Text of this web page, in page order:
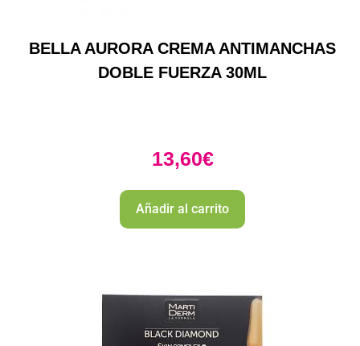
BELLA AURORA CREMA ANTIMANCHAS
DOBLE FUERZA 30ML
13,60€
Añadir al carrito